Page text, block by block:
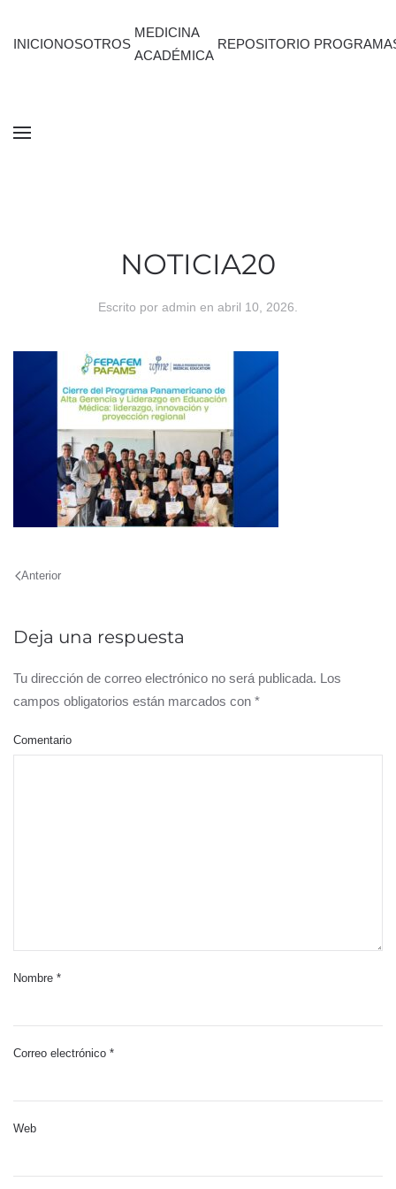
INICIONOSOTROS
MEDICINA
ACADÉMICA
REPOSITORIO
NOTICIA20
Escrito por admin en abril 10, 2026
Anterior
Deja una respuesta
Tu dirección de correo electrónico no será publicada. Los
campos obligatorios están marcados con *
Comentario
Nombre *
Correo electrónico *
Web